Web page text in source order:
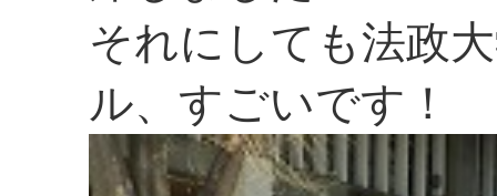
それにしても法政
ル、すごいです！